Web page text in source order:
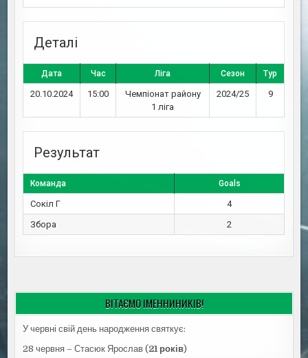
Деталі
Дата Час Ліга Сезон Тур
20.10.2024 15:00
Чемпіонат району
1 ліга
2024/25 9
Результат
Команда Goals
Сокіл Г
4
Збора
2
ВІТАЄМО ІМЕННИНИКІВ!
У червні свій день народження святкує:
28 червня – Стасюк Ярослав (21 років)